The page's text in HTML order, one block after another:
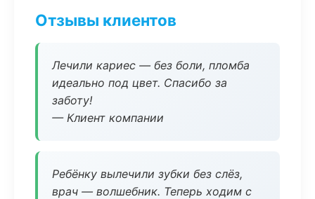
Отзывы клиентов
Лечили кариес — без боли, пломба
идеально под цвет. Спасибо за
заботу!
— Клиент компании
Ребёнку вылечили зубки без слёз,
врач — волшебник. Теперь ходим с